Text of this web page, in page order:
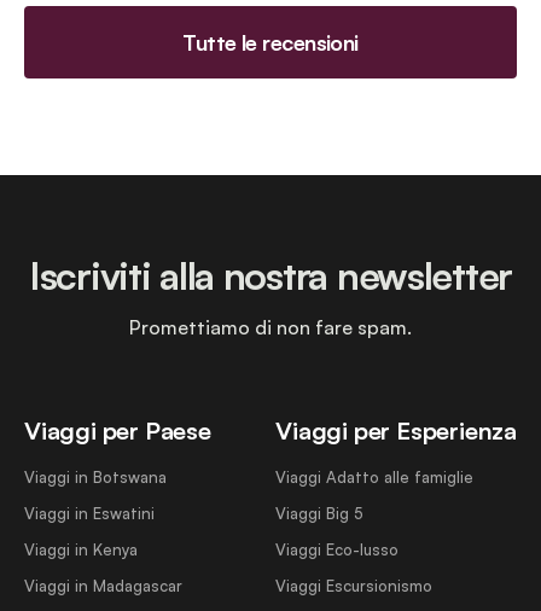
Tutte le recensioni
Viaggi per Paese
Viaggi in Botswana
Viaggi in Eswatini
Viaggi in Kenya
Viaggi in Madagascar
Viaggi per Esperienza
Viaggi Adatto alle famiglie
Viaggi Big 5
Viaggi Eco-lusso
Viaggi Escursionismo
Iscriviti alla nostra newsletter
Promettiamo di non fare spam.